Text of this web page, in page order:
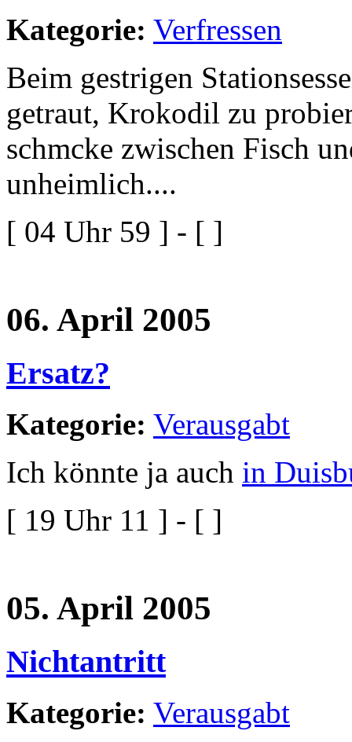
Kategorie: Verfressen
Beim gestrigen
getraut, Krokodil zu
schmcke zwischen Fisch
unheimlich....
[ 04 Uhr 59 ] - [ ]
06. April 2005
Ersatz?
Kategorie: Verausgabt
Ich könnte ja auch in
[ 19 Uhr 11 ] - [ ]
05. April 2005
Nichtantritt
Kategorie: Verausgabt